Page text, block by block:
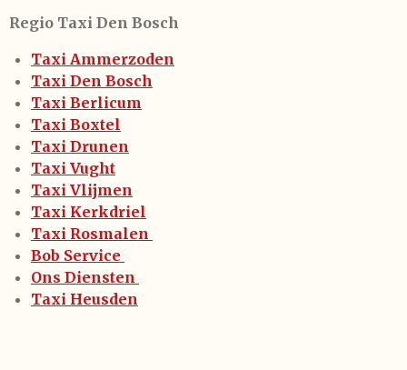
Regio Taxi Den Bosch
Taxi Ammerzoden
Taxi Den Bosch
Taxi Berlicum
Taxi Boxtel
Taxi Drunen
Taxi Vught
Taxi Vlijmen
Taxi Kerkdriel
Taxi Rosmalen
Bob Service
Ons Diensten
Taxi Heusden